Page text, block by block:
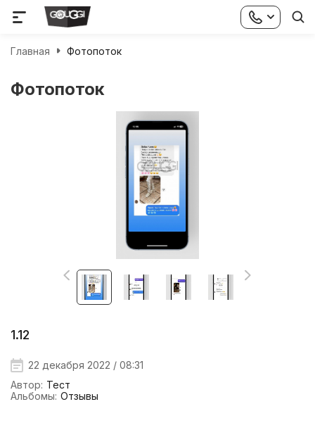
Главная Фотопоток
Фотопоток
1.12
22 декабря 2022 / 08:31
Автор: Тест
Альбомы: Отзывы